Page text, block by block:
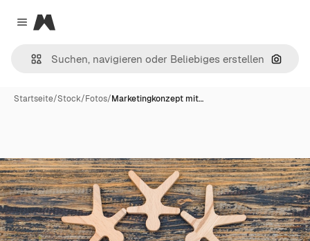
Close menu
Magnific
Nach
Startseite/Stock/Fotos/Marketingkonzept mit…